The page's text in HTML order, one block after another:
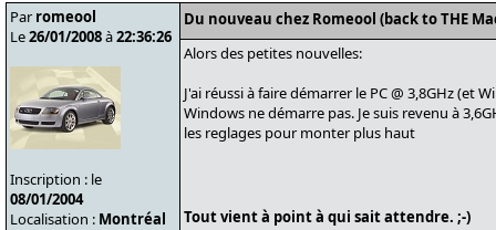
Par romeool
Le26/01/2008à22:36:26
Inscription : le
08/01/2004
Localisation : Montréal
Du nouveau chez Romeool (back to THE
Alors des petites nouvelles:
J'ai réussi à faire démarrer le PC @ 3,8GHz (et
Windows ne démarre pas. Je suis revenu à
les reglages pour monter plus haut
Tout vient à point à qui sait attendre. ;-)